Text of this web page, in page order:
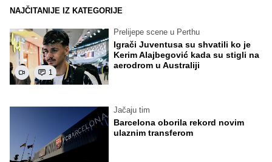
NAJČITANIJE IZ KATEGORIJE
1
Prelijepe scene u Perthu
Igrači Juventusa su shvatili ko je
Kerim Alajbegović kada su stigli na
aerodrom u Australiji
Jačaju tim
Barcelona oborila rekord novim
ulaznim transferom